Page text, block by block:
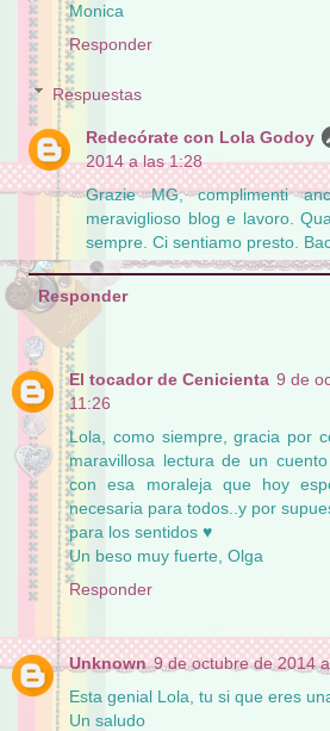
Monica
Responder
Respuestas
Redecórate con Lola Godoy
2014 a las 1:28
Grazie MG, complimenti
meraviglioso blog e lavoro.
sempre. Ci sentiamo presto.
Responder
El tocador de Cenicienta 9 de
11:26
Lola, como siempre, gracia por
maravillosa lectura de un
con esa moraleja que hoy
necesaria para todos..y por
para los sentidos ♥
Un beso muy fuerte, Olga
Responder
Unknown 9 de octubre de 2014
Esta genial Lola, tu si que eres
Un saludo